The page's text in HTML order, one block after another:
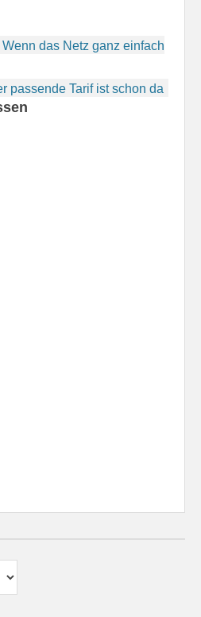
das Netz ganz einfach
passende Tarif ist schon da